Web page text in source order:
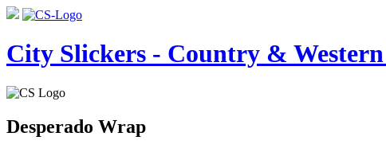
City Slickers - Country &
Desperado Wrap